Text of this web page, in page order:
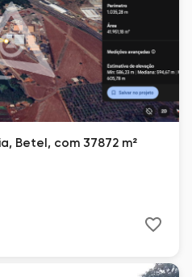
Betel, com 37872 m²